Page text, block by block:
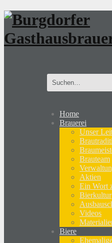
Search
for:
Home
Brauerei
Unser
Brauteam
Aktien
Ein Wort
Bierkultur
Videos
Biere